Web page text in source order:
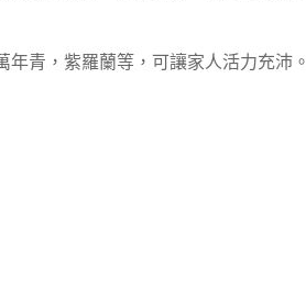
青，紫羅蘭等，可讓家人活力充沛。